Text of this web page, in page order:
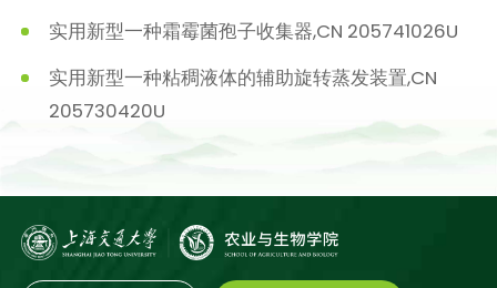
实用新型一种霜霉菌孢子收集器,CN 205741026U
实用新型一种粘稠液体的辅助旋转蒸发装置,CN
205730420U